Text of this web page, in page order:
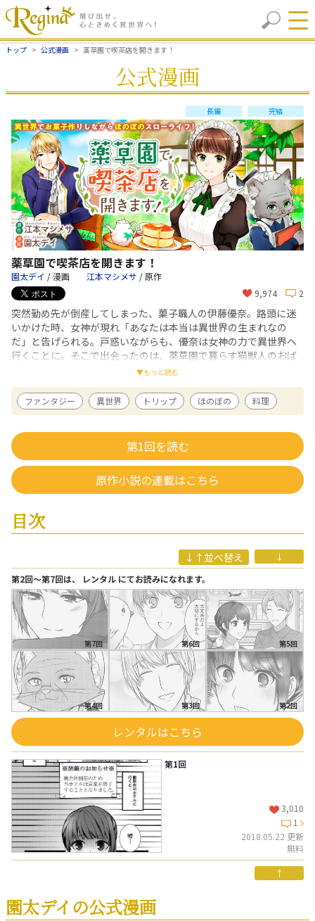
トップ 公式漫画 薬草園で喫茶店を開きます！
公式漫画
長編 完結
薬草園で喫茶店を開きます！
園太デイ / 漫画 江本マシメサ / 原作
9,974
2
突然勤め先が倒産してしまった、菓子職人の伊藤優奈。路頭に迷
いかけた時、女神が現れ「あなたは本当は異世界の生まれなの
だ」と告げられる。戸惑いながらも、優奈は女神の力で異世界へ
行くことに。そこで出会ったのは、薬草園で暮らす猫獣人のおば
あちゃんだった。彼女は以前、パンケーキが自慢の喫茶店を開い
ていたが、夫の死後店をたたんでいた。自分を拾ってくれた彼女
のため、そして「お菓子で人を笑顔にしたい」という自分の夢の
ため、優奈は店を復活させることを決意して――。ほのぼのスローラ
『コダワリのもぐもぐ』（花LaLaonline）、『刀剣乱舞-ONLINE- アンソロ
ジーコミック～誉！～』（白泉社）など、かわいらしい絵柄で活躍中。著
書に「魔界王立幼稚園ひまわり組」（原作：まりの、アルファポリス、全
1巻）がある。
江本マシメサ
長崎県出身。2012年9月から執筆を開始し、WEBにて発表。2015年8月
▼もっと読む
ファンタジー 異世界 トリップ ほのぼの 料理
第1回を読む
原作小説の連載はこちら
目次
↓↑並べ替え
↓
第2回〜第7回は、 レンタル にてお読みになれます。
第7回 第6回 第5回
第4回 第3回 第2回
レンタルはこちら
第1回
3,010
1
2018.05.22 更新
無料
↑
園太デイの公式漫画